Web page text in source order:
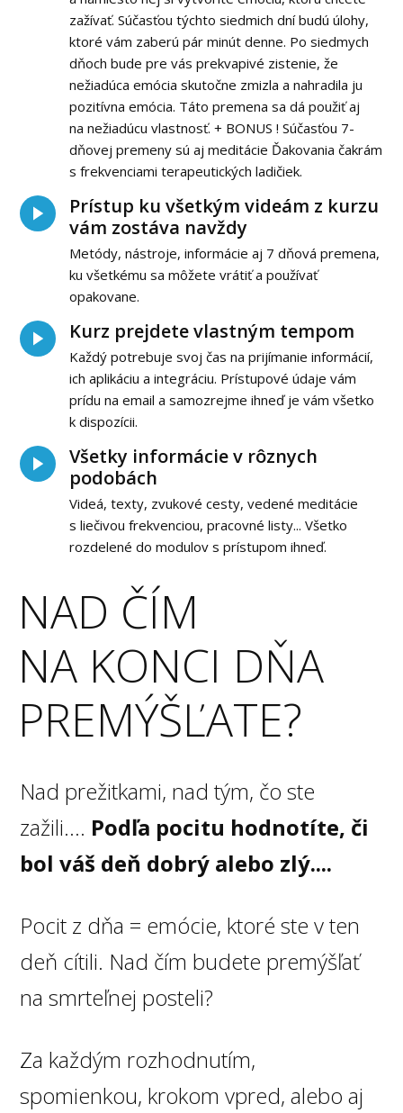
zažívať. Súčasťou týchto siedmich dní budú úlohy,
ktoré vám zaberú pár minút denne. Po siedmych
dňoch bude pre vás prekvapivé zistenie, že
nežiadúca emócia skutočne zmizla a nahradila ju
pozitívna emócia. Táto premena sa dá použiť aj
na nežiadúcu vlastnosť. + BONUS ! Súčasťou 7-
dňovej premeny sú aj meditácie Ďakovania čakrám
s frekvenciami terapeutických ladičiek.
Prístup ku všetkým videám z kurzu
vám zostáva navždy
Metódy, nástroje, informácie aj 7 dňová premena,
ku všetkému sa môžete vrátiť a používať
opakovane.
Kurz prejdete vlastným tempom
Každý potrebuje svoj čas na prijímanie informácií,
ich aplikáciu a integráciu. Prístupové údaje vám
prídu na email a samozrejme ihneď je vám všetko
k dispozícii.
Všetky informácie v rôznych
podobách
Videá, texty, zvukové cesty, vedené meditácie
s liečivou frekvenciou, pracovné listy... Všetko
rozdelené do modulov s prístupom ihneď.
NAD ČÍM
NA KONCI DŇA
PREMÝŠĽATE?
Nad prežitkami, nad tým, čo ste
zažili.... Podľa pocitu hodnotíte, či
bol váš deň dobrý alebo zlý....
Pocit z dňa = emócie, ktoré ste v ten
deň cítili. Nad čím budete premýšľať
na smrteľnej posteli?
Za každým rozhodnutím,
spomienkou, krokom vpred, alebo aj